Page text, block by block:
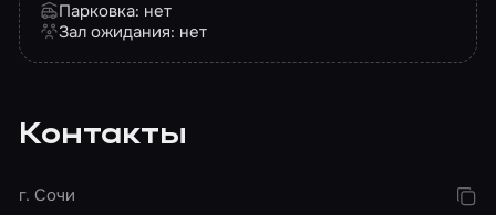
Парковка: нет
Зал ожидания: нет
Контакты
г. Сочи